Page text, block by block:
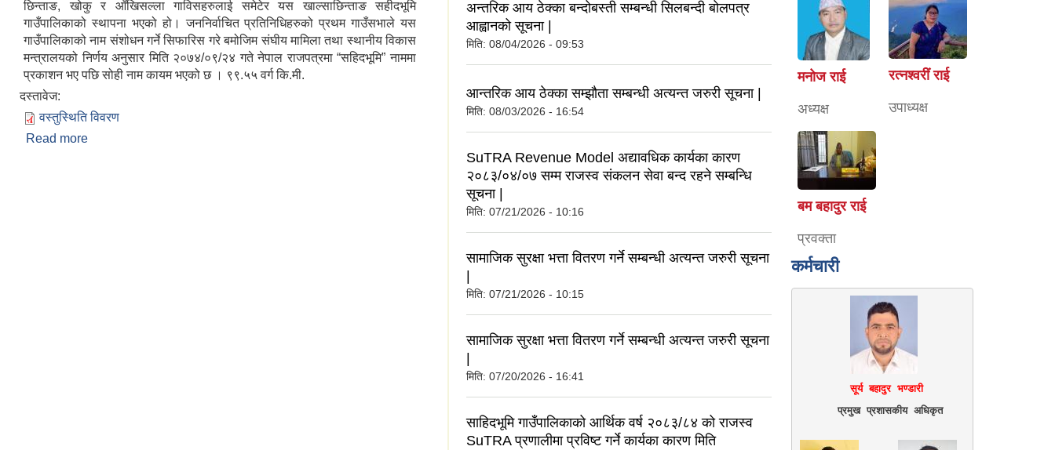
छिन्ताङ, खोकु र आँखिसल्ला गाविसहरुलाई समेटेर यस खाल्साछिन्ताङ सहीदभूमि
गाउँपालिकाको स्थापना भएको हो। जननिर्वाचित प्रतिनिधिहरुको प्रथम गाउँसभाले यस
गाउँपालिकाको नाम संशोधन गर्ने सिफारिस गरे बमोजिम संघीय मामिला तथा स्थानीय विकास
मन्त्रालयको निर्णय अनुसार मिति २०७४/०९/२४ गते नेपाल राजपत्रमा “सहिदभूमि” नाममा
प्रकाशन भए पछि सोही नाम कायम भएको छ । ९९.५५ वर्ग कि.मी.
दस्तावेज:
वस्तुस्थिति विवरण
Read more
अन्तरिक आय ठेक्का बन्दोबस्ती सम्बन्धी सिलबन्दी बोलपत्र
आह्वानको सूचना |
मिति: 08/04/2026 - 09:53
आन्तरिक आय ठेक्का सम्झौता सम्बन्धी अत्यन्त जरुरी सूचना |
मिति: 08/03/2026 - 16:54
SuTRA Revenue Model अद्यावधिक कार्यका कारण
२०८३/०४/०७ सम्म राजस्व संकलन सेवा बन्द रहने सम्बन्धि
सूचना |
मिति: 07/21/2026 - 10:16
सामाजिक सुरक्षा भत्ता वितरण गर्ने सम्बन्धी अत्यन्त जरुरी सूचना
मिति: 07/21/2026 - 10:15
सामाजिक सुरक्षा भत्ता वितरण गर्ने सम्बन्धी अत्यन्त जरुरी सूचना
मिति: 07/20/2026 - 16:41
साहिदभूमि गाउँपालिकाको आर्थिक वर्ष २०८३/८४ को राजस्व
SuTRA प्रणालीमा प्रविष्ट गर्ने कार्यका कारण मिति
मनोज राई
अध्यक्ष
रत्‍नश्वरीं राई
उपाध्यक्ष
बम बहादुर राई
प्रवक्ता
कर्मचारी
      प्रमुख प्रशासकीय अधिकृत